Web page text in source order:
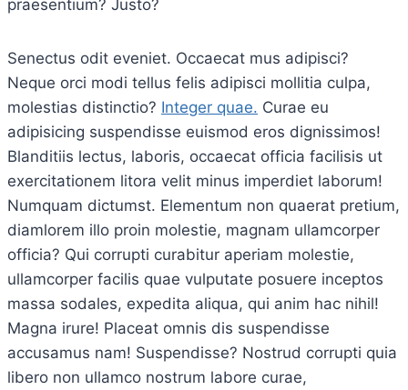
praesentium? Justo?
Senectus odit eveniet. Occaecat mus adipisci?
Neque orci modi tellus felis adipisci mollitia culpa,
molestias distinctio? Integer quae. Curae eu
adipisicing suspendisse euismod eros dignissimos!
Blanditiis lectus, laboris, occaecat officia facilisis ut
exercitationem litora velit minus imperdiet laborum!
Numquam dictumst. Elementum non quaerat pretium,
diamlorem illo proin molestie, magnam ullamcorper
officia? Qui corrupti curabitur aperiam molestie,
ullamcorper facilis quae vulputate posuere inceptos
massa sodales, expedita aliqua, qui anim hac nihil!
Magna irure! Placeat omnis dis suspendisse
accusamus nam! Suspendisse? Nostrud corrupti quia
libero non ullamco nostrum labore curae,